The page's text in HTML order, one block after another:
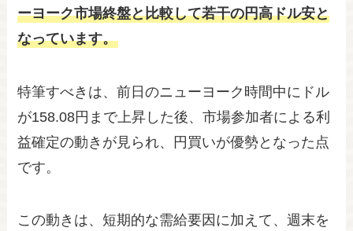
ーヨーク市場終盤と比較して若干の円高ドル安と
なっています。
特筆すべきは、前日のニューヨーク時間中にドル
が158.08円まで上昇した後、市場参加者による利
益確定の動きが見られ、円買いが優勢となった点
です。
この動きは、短期的な需給要因に加えて、週末を